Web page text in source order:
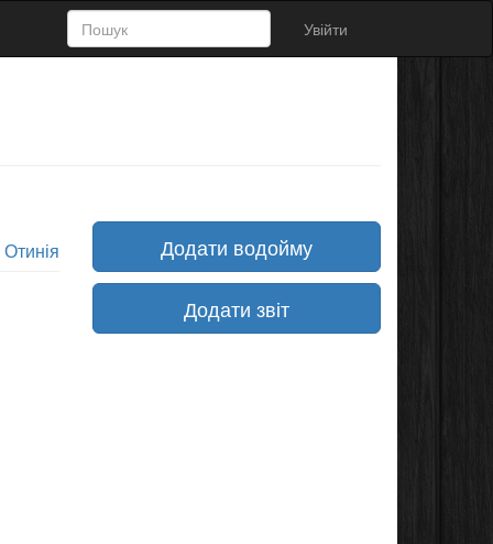
Увійти
Отинія Додати водойму
Додати звіт